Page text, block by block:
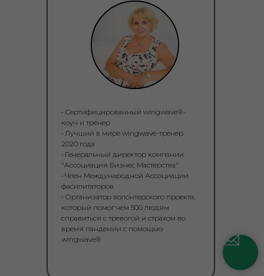
• Сертифицированный wingwave®-
коуч и тренер
• Лучший в мире wingwave-тренер
2020 года
• Генеральный директор компании
"Ассоциация Бизнес Мастерства"
• Член Международной Ассоциации
фасилитаторов
• Организатор волонтерского проекта,
который помог чем 500 людям
справиться с тревогой и страхом во
время пандемии с помощью
wingwave®